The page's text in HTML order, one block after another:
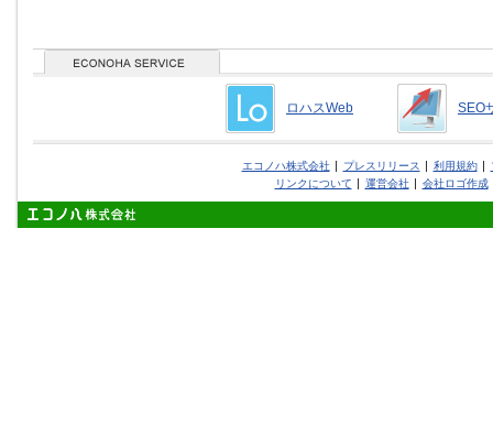
ロハスWeb SEO
エコノハ株式会社 プレスリリース 利用規約
リンクについて
運営会社 会社ロゴ作成